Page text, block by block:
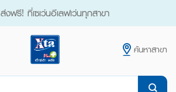
ส่งฟรี! ที่เซเว่นอีเลฟเว่นทุกสาขา
ค้นหาสาขา